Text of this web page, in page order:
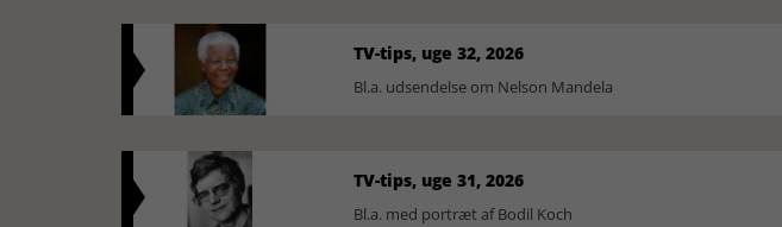
TV-tips, uge 32, 2026
Bl.a. udsendelse om Nelson Mandela
TV-tips, uge 31, 2026
Bl.a. med portræt af Bodil Koch